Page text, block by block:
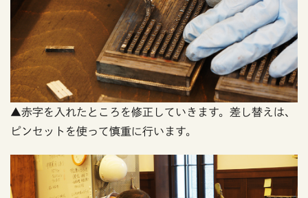
▲赤字を入れたところを修正していきます。差し替えは、
ピンセットを使って慎重に行います。